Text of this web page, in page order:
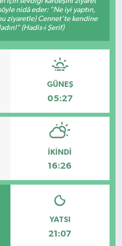
nidâ eder: "Ne iyi yaptın,
ziyaretle) Cennet’te kendine
(Hadis-i Şerif)
GÜNEŞ
05:27
İKINDI
16:26
YATSI
21:07